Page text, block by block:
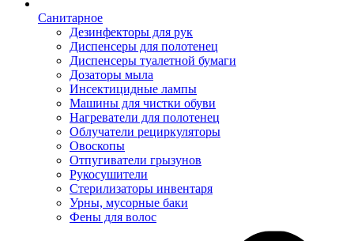
Санитарное
Дезинфекторы для рук
Диспенсеры для полотенец
Диспенсеры туалетной бумаги
Дозаторы мыла
Инсектицидные лампы
Машины для чистки обуви
Нагреватели для полотенец
Облучатели рециркуляторы
Овоскопы
Отпугиватели грызунов
Рукосушители
Стерилизаторы инвентаря
Урны, мусорные баки
Фены для волос